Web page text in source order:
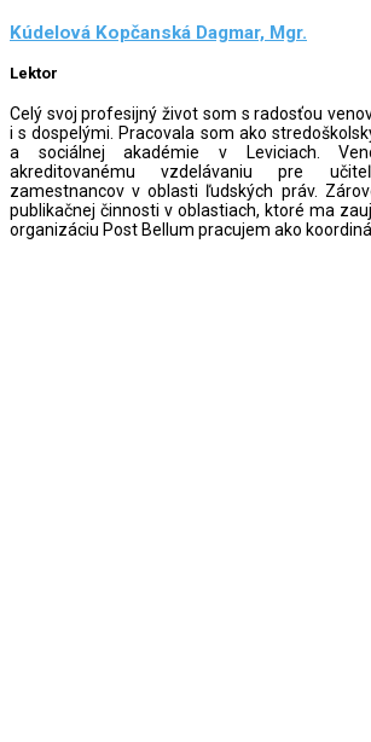
Kúdelová Kopčanská Dagmar, Mgr.
Lektor
Celý svoj profesijný život som s radosťou
i s dospelými. Pracovala som ako
a sociálnej akadémie v Leviciach.
akreditovanému vzdelávaniu pre
zamestnancov v oblasti ľudských práv.
publikačnej činnosti v oblastiach, ktoré ma
organizáciu Post Bellum pracujem ako